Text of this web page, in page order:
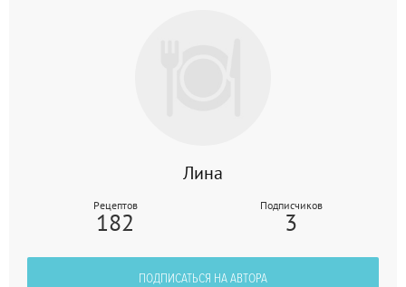
Лина
Рецептов
182
Подписчиков
3
ПОДПИСАТЬСЯ НА АВТОРА